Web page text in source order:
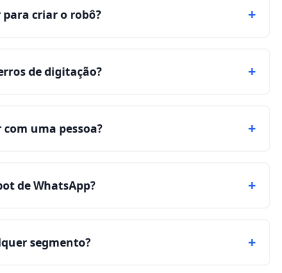
criar o robô? +
de digitação? +
uma pessoa? +
de WhatsApp? +
segmento? +